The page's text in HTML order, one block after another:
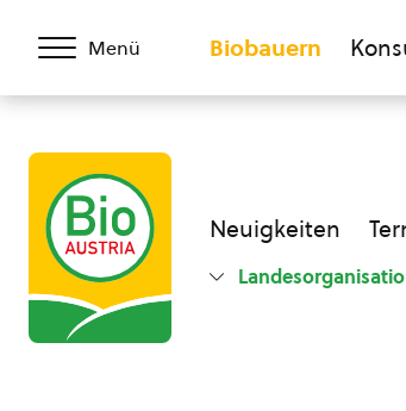
Menü Biobauern
Neuigkeiten